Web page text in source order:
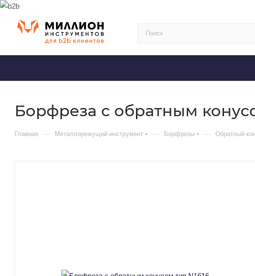
Борфреза с обратным
Главная — Металлорежущий инструмент — Борфрезы — Обратный